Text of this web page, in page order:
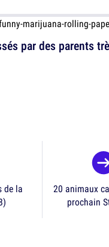
par des parents
de la
20 animaux
prochain